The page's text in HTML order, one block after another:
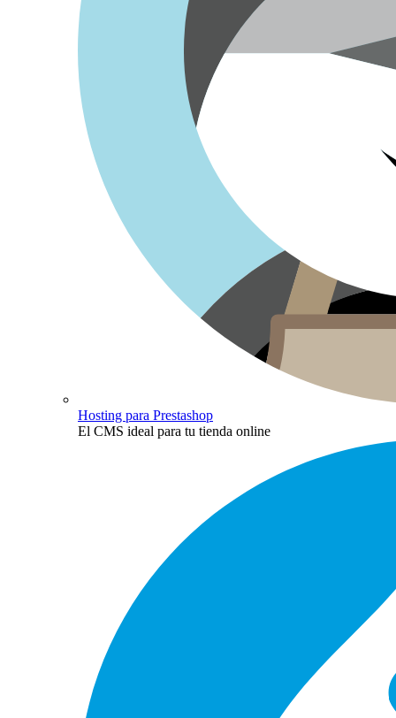
Hosting para Prestashop
El CMS ideal para tu tienda online